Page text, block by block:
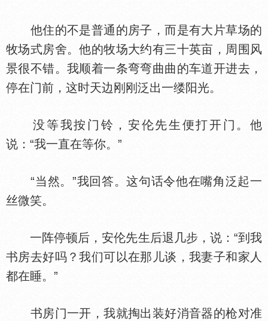
他住的不是普通的房子，而是有大片草场的
牧场式房舍。他的牧场大约有三十英亩，周围风
景很不错。我顺着一条弯弯曲曲的车道开进去，
停在门前，这时天边刚刚泛出一缕阳光。
没等我按门铃，安伦先生便打开门。他
说：“我一直在等你。”
“当然。”我回答。这句话令他在嘴角泛起一
丝微笑。
一阵停顿后，安伦先生后退几步，说：“到我
书房去好吗？我们可以在那儿谈，我妻子和家人
都在睡。”
书房门一开，我就掏出装好消音器的枪对准